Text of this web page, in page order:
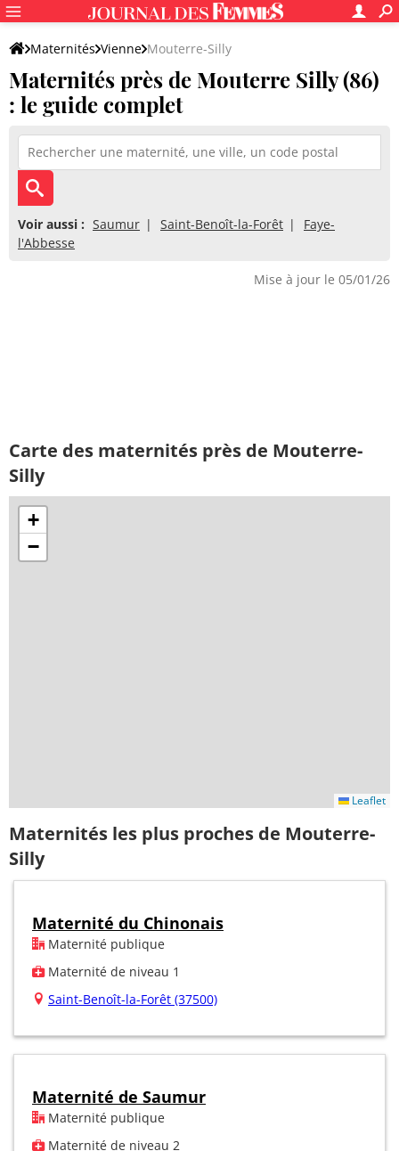
Maternités Vienne Mouterre-Silly
Maternités près de Mouterre Silly (86)
: le guide complet
Voir aussi : Saumur Saint-Benoît-la-Forêt
Faye-
l'Abbesse
Mise à jour le 05/01/26
Carte des maternités près de Mouterre-
Silly
+
−
Leaflet
Maternités les plus proches de Mouterre-
Silly
Maternité du Chinonais
Maternité publique
Maternité de niveau 1
Saint-Benoît-la-Forêt (37500)
Maternité de Saumur
Maternité publique
Maternité de niveau 2